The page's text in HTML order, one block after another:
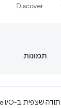
Discover
תמונות
תודה שצפית ב-Google I/O!